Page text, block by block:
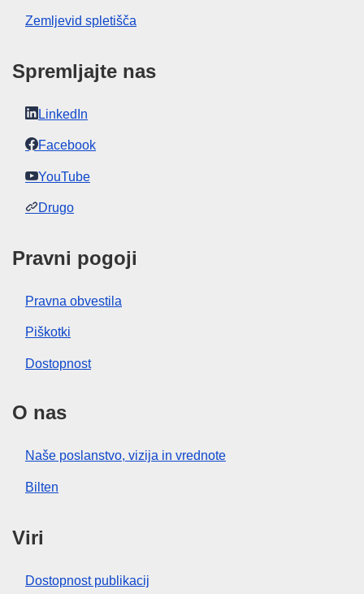
Zemljevid spletišča
Spremljajte nas
LinkedIn
Facebook
YouTube
Drugo
Pravni pogoji
Pravna obvestila
Piškotki
Dostopnost
O nas
Naše poslanstvo, vizija in vrednote
Bilten
Viri
Dostopnost publikacij